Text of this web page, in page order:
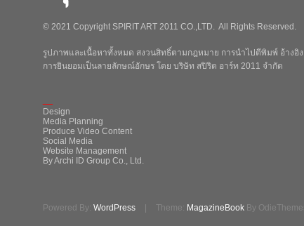
© 2021 Copyright SPIRIT ART 2011 CO.,LTD. All Rights Reserved.
รูปภาพและเนื้อหาทั้งหมด สงวนสิทธิ์ตามกฎหมาย การนำไปตีพิมพ์ อ้างอิง
การยินยอมเป็นลายลักษณ์อักษร โดย บริษัท สปิริต อาร์ท 2011 จำกัด
Design
Media Planning
Produce Video Content
Social Media
Website Management
By Archi ID Group Co., Ltd.
Powered By: WordPress Theme: MagazineBook By